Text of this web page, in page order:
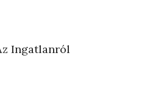
Ingatlanról